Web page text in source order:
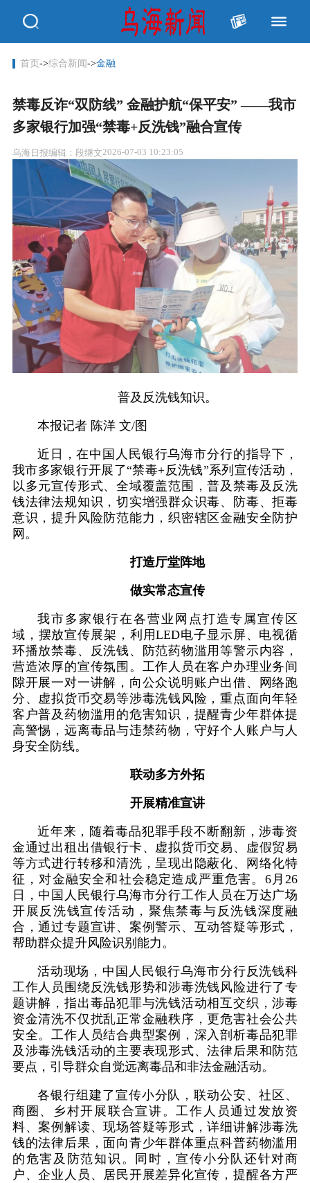
首页->综合新闻->金融
禁毒反诈“双防线” 金融护航“保平安” ——我市
多家银行加强“禁毒+反洗钱”融合宣传
乌海日报编辑：段继文2026-07-03 10:23:05
普及反洗钱知识。
本报记者 陈洋 文/图
近日，在中国人民银行乌海市分行的指导下，
我市多家银行开展了“禁毒+反洗钱”系列宣传活动，
以多元宣传形式、全域覆盖范围，普及禁毒及反洗
钱法律法规知识，切实增强群众识毒、防毒、拒毒
意识，提升风险防范能力，织密辖区金融安全防护
网。
打造厅堂阵地
做实常态宣传
我市多家银行在各营业网点打造专属宣传区
域，摆放宣传展架，利用LED电子显示屏、电视循
环播放禁毒、反洗钱、防范药物滥用等警示内容，
营造浓厚的宣传氛围。工作人员在客户办理业务间
隙开展一对一讲解，向公众说明账户出借、网络跑
分、虚拟货币交易等涉毒洗钱风险，重点面向年轻
客户普及药物滥用的危害知识，提醒青少年群体提
高警惕，远离毒品与违禁药物，守好个人账户与人
身安全防线。
联动多方外拓
开展精准宣讲
近年来，随着毒品犯罪手段不断翻新，涉毒资
金通过出租出借银行卡、虚拟货币交易、虚假贸易
等方式进行转移和清洗，呈现出隐蔽化、网络化特
征，对金融安全和社会稳定造成严重危害。6月26
日，中国人民银行乌海市分行工作人员在万达广场
开展反洗钱宣传活动，聚焦禁毒与反洗钱深度融
合，通过专题宣讲、案例警示、互动答疑等形式，
帮助群众提升风险识别能力。
活动现场，中国人民银行乌海市分行反洗钱科
工作人员围绕反洗钱形势和涉毒洗钱风险进行了专
题讲解，指出毒品犯罪与洗钱活动相互交织，涉毒
资金清洗不仅扰乱正常金融秩序，更危害社会公共
安全。工作人员结合典型案例，深入剖析毒品犯罪
及涉毒洗钱活动的主要表现形式、法律后果和防范
要点，引导群众自觉远离毒品和非法金融活动。
各银行组建了宣传小分队，联动公安、社区、
商圈、乡村开展联合宣讲。工作人员通过发放资
料、案例解读、现场答疑等形式，详细讲解涉毒洗
钱的法律后果，面向青少年群体重点科普药物滥用
的危害及防范知识。同时，宣传小分队还针对商
户、企业人员、居民开展差异化宣传，提醒各方严